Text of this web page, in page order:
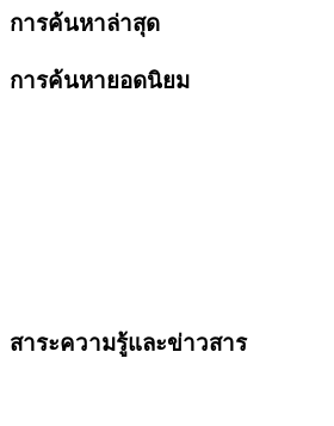
การค้นหาล่าสุด
การค้นหายอดนิยม
สาระความรู้และข่าวสาร